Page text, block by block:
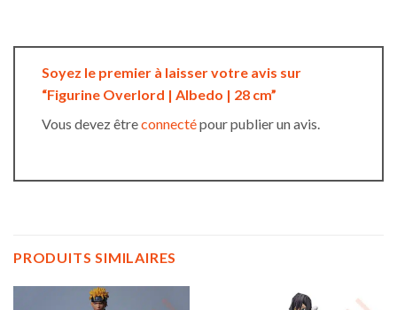
Soyez le premier à laisser votre avis sur
“Figurine Overlord | Albedo | 28 cm”
Vous devez êtreconnectépour publier un avis.
PRODUITS SIMILAIRES